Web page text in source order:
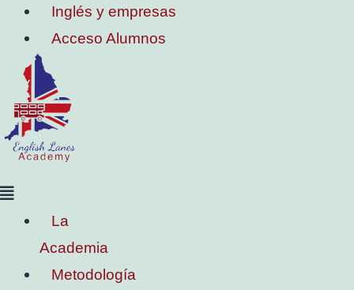
Inglés y empresas
Acceso Alumnos
La
Academia
Metodología